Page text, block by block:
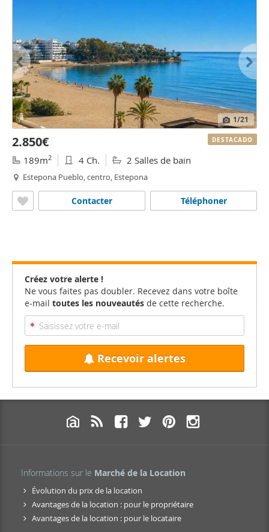
1/21
2.850€
189m2 4 Ch. 2 Salles de bain
Estepona Pueblo, centro, Estepona
Téléphoner
Contacter
DESTACADO
Créez votre alerte !
Ne vous faites pas doubler. Recevez dans votre boîte
e-mail toutes les nouveautés de cette recherche.
Recevoir alertes
Informations sur le Marché de la Location
Évolution du prix de la location
Avantages de la location : pour le propriétaire
Avantages de la location : pour le locataire